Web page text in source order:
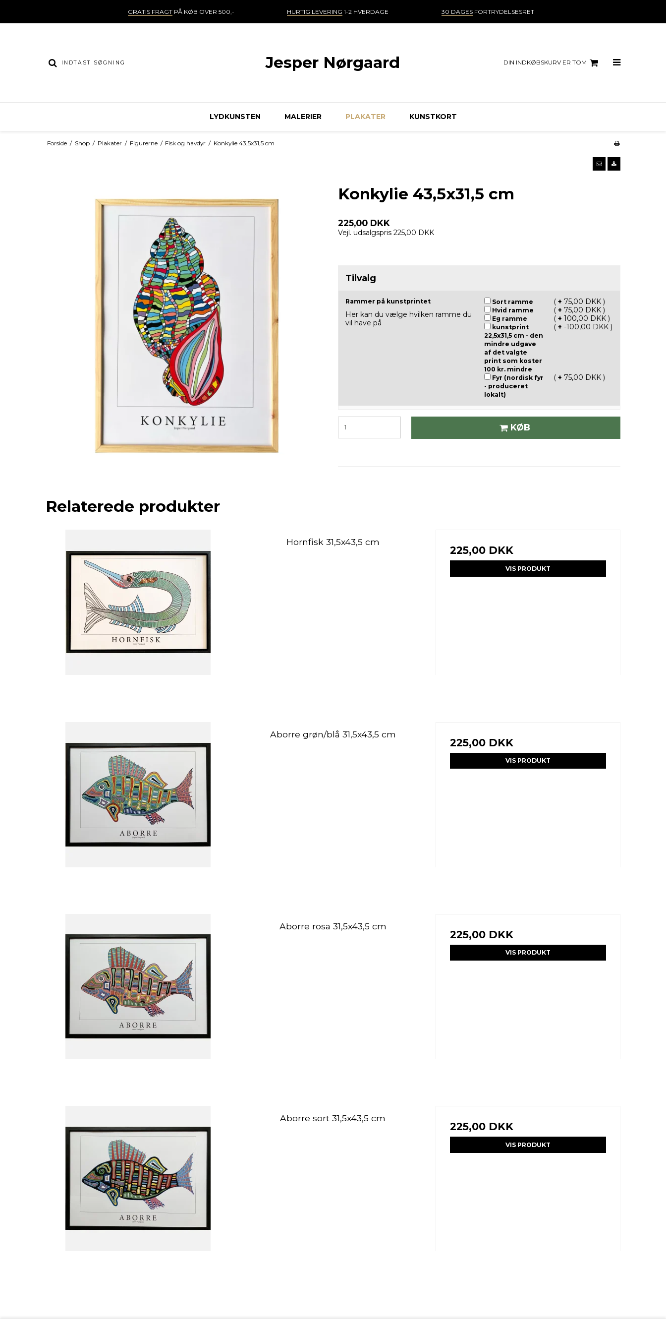
GRATIS FRAGTPÅ KØB OVER 500,- HURTIG LEVERING 1-2 HVERDAGE 30 DAGESFORTRYDELSESRET
Jesper Nørgaard DIN INDKØBSKURV ER TOM
LYDKUNSTEN MALERIER PLAKATER KUNSTKORT
Forside / Shop / Plakater / Figurerne / Fisk og havdyr / Konkylie 43,5x31,5 cm
Konkylie 43,5x31,5 cm
225,00 DKK
Vejl. udsalgspris 225,00 DKK
Tilvalg
Rammer på kunstprintet
Her kan du vælge hvilken ramme du
vil have på
Sort ramme ( + 75,00 DKK )
Hvid ramme ( + 75,00 DKK )
Eg ramme ( + 100,00 DKK )
22,5x31,5 cm - den
mindre udgave
af det valgte
print som koster
100 kr. mindre
( + -100,00 DKK )
- produceret
lokalt)
( + 75,00 DKK )
KØB
Relaterede produkter
Hornfisk 31,5x43,5 cm
225,00 DKK
VIS PRODUKT
Aborre grøn/blå 31,5x43,5 cm
225,00 DKK
VIS PRODUKT
Aborre rosa 31,5x43,5 cm
225,00 DKK
VIS PRODUKT
Aborre sort 31,5x43,5 cm
225,00 DKK
VIS PRODUKT